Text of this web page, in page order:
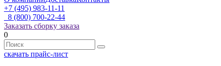
+7 (495) 983-11-11
8 (800) 700-22-44
Заказать сборку заказа
0
скачать прайс-лист